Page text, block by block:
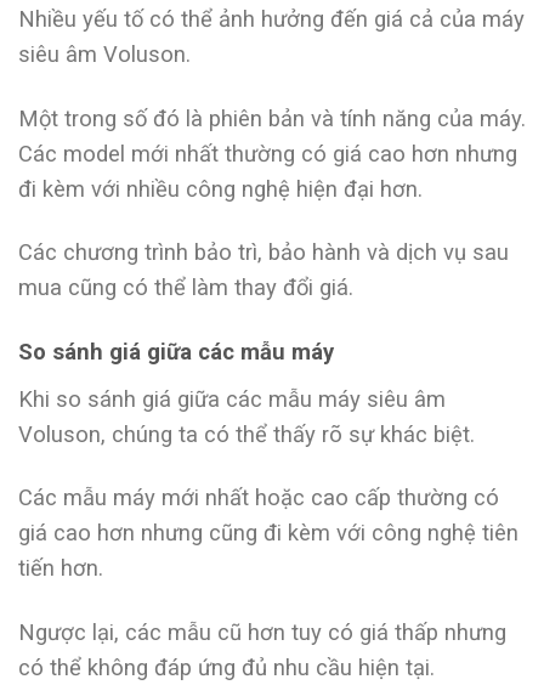
Nhiều yếu tố có thể ảnh hưởng đến giá cả của máy
siêu âm Voluson.
Một trong số đó là phiên bản và tính năng của máy.
Các model mới nhất thường có giá cao hơn nhưng
đi kèm với nhiều công nghệ hiện đại hơn.
Các chương trình bảo trì, bảo hành và dịch vụ sau
mua cũng có thể làm thay đổi giá.
So sánh giá giữa các mẫu máy
Khi so sánh giá giữa các mẫu máy siêu âm
Voluson, chúng ta có thể thấy rõ sự khác biệt.
Các mẫu máy mới nhất hoặc cao cấp thường có
giá cao hơn nhưng cũng đi kèm với công nghệ tiên
tiến hơn.
Ngược lại, các mẫu cũ hơn tuy có giá thấp nhưng
có thể không đáp ứng đủ nhu cầu hiện tại.